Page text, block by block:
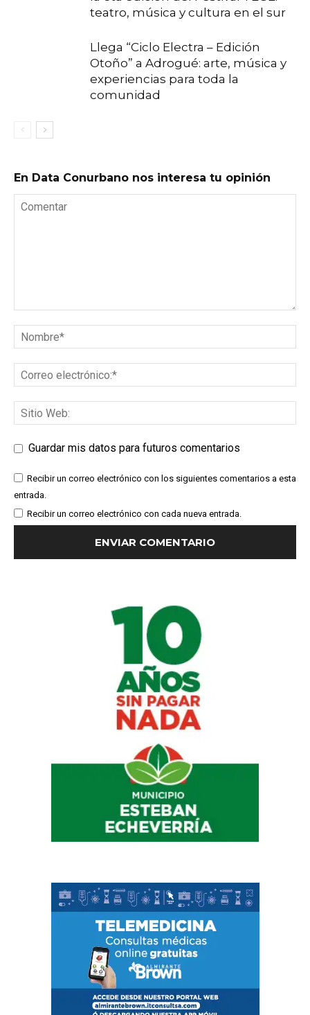
teatro, música y cultura en el sur
Llega “Ciclo Electra – Edición
Otoño” a Adrogué: arte, música y
experiencias para toda la
comunidad
En Data Conurbano nos interesa tu opinión
Guardar mis datos para futuros comentarios
Recibir un correo electrónico con los siguientes comentarios a esta
entrada.
Recibir un correo electrónico con cada nueva entrada.